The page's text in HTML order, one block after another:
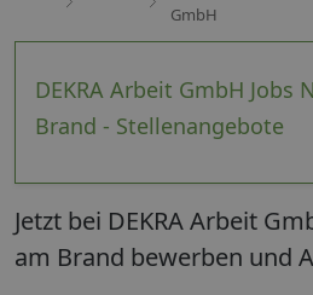
GmbH
DEKRA Arbeit GmbH Jobs
Brand - Stellenangebote
Jetzt bei DEKRA Arbeit
am Brand bewerben und